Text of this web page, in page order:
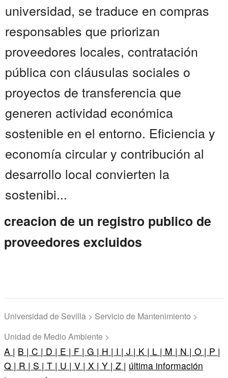
universidad, se traduce en compras
responsables que priorizan
proveedores locales, contratación
pública con cláusulas sociales o
proyectos de transferencia que
generen actividad económica
sostenible en el entorno. Eficiencia y
economía circular y contribución al
desarrollo local convierten la
sostenibi...
creacion de un registro publico de
proveedores excluidos
Universidad de Sevilla > Servicio de Mantenimiento >
Unidad de Medio Ambiente >
A | B | C | D | E | F | G | H | I | J | K | L | M | N | O | P |
Q | R | S | T | U | V | X | Y | Z | última información